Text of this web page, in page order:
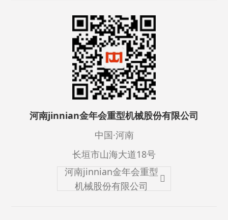
河南jinnian金年会重型机械股份有限公司
中国·河南
长垣市山海大道18号
河南jinnian金年会重型
机械股份有限公司